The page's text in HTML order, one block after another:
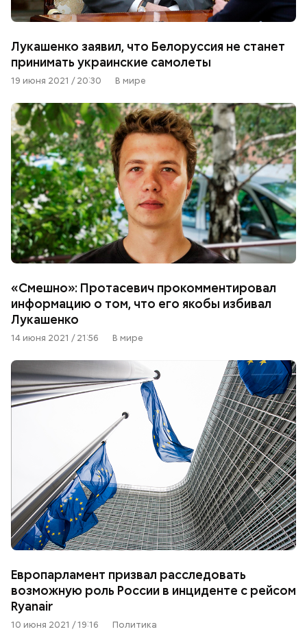
Лукашенко заявил, что Белоруссия не станет
принимать украинские самолеты
19 июня 2021 / 20:30 В мире
«Смешно»: Протасевич прокомментировал
информацию о том, что его якобы избивал
Лукашенко
14 июня 2021 / 21:56 В мире
Европарламент призвал расследовать
возможную роль России в инциденте с рейсом
Ryanair
10 июня 2021 / 19:16 Политика